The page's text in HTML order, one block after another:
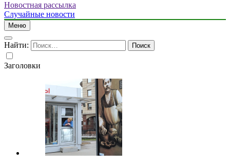
Новостная рассылка
Случайные новости
Меню
Найти:
Заголовки